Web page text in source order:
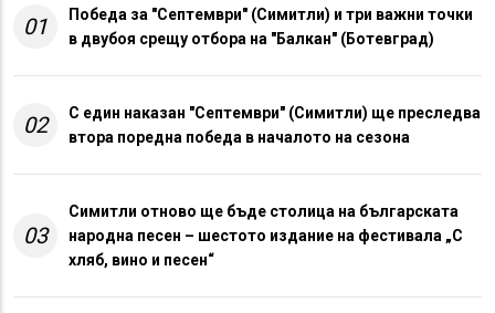
01
Победа за "Септември" (Симитли) и три важни точки
в двубоя срещу отбора на "Балкан" (Ботевград)
02
С един наказан "Септември" (Симитли) ще преследва
втора поредна победа в началото на сезона
03
Симитли отново ще бъде столица на българската
народна песен – шестото издание на фестивала „С
хляб, вино и песен“